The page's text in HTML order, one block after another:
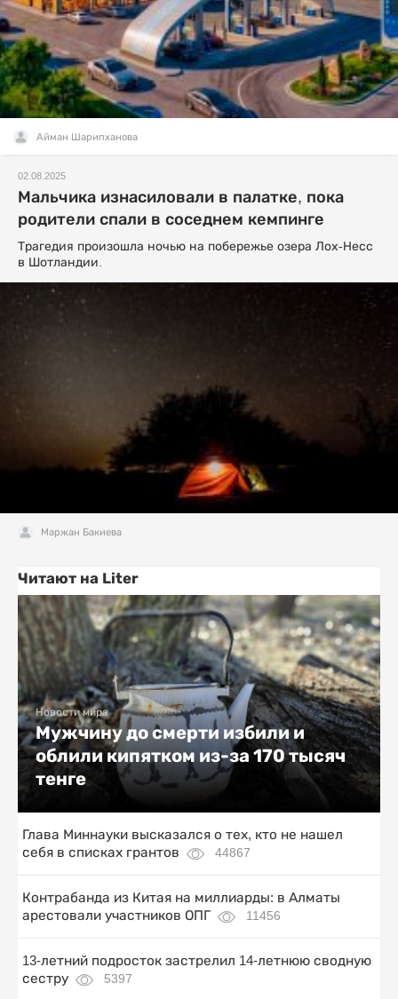
Айман Шарипханова
02.08.2025
Мальчика изнасиловали в палатке, пока
родители спали в соседнем кемпинге
Трагедия произошла ночью на побережье озера Лох-Несс
в Шотландии.
Маржан Бакиева
Читают на Liter
Новости мира
Мужчину до смерти избили и
облили кипятком из-за 170 тысяч
тенге
Глава Миннауки высказался о тех, кто не нашел
себя в списках грантов
44867
Контрабанда из Китая на миллиарды: в Алматы
арестовали участников ОПГ
11456
13-летний подросток застрелил 14-летнюю сводную
сестру
5397